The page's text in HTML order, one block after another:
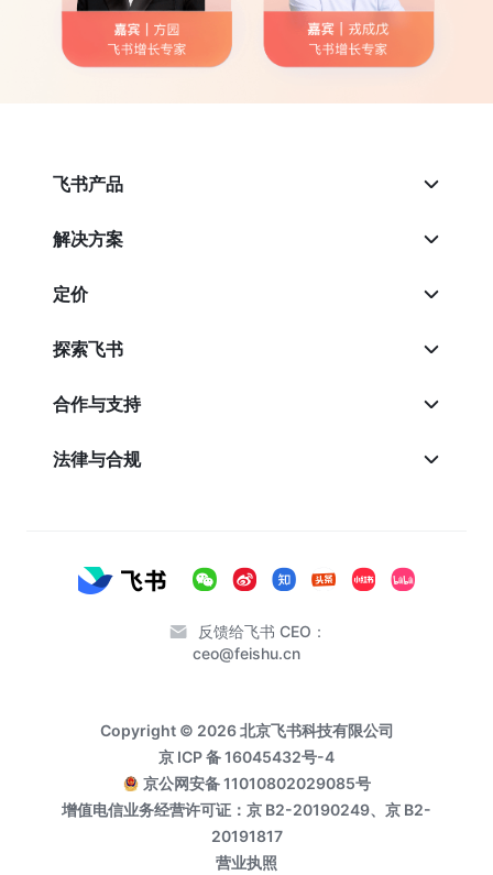
飞书产品
解决方案
定价
探索飞书
合作与支持
法律与合规
反馈给飞书 CEO：
ceo@feishu.cn
Copyright © 2026 北京飞书科技有限公司
京 ICP 备 16045432号-4
京公网安备 11010802029085号
增值电信业务经营许可证：京 B2-20190249、京 B2-
20191817
营业执照